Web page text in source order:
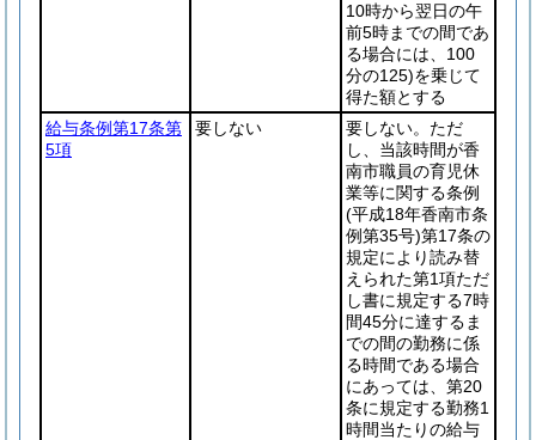
10時から翌日の午
前5時までの間であ
る場合には、100
分の125)を乗じて
得た額とする
給与条例第17条第
5項
要しない
要しない。ただ
し、当該時間が香
南市職員の育児休
業等に関する条例
(平成18年香南市条
例第35号)第17条の
規定により読み替
えられた第1項ただ
し書に規定する7時
間45分に達するま
での間の勤務に係
る時間である場合
にあっては、第20
条に規定する勤務1
時間当たりの給与